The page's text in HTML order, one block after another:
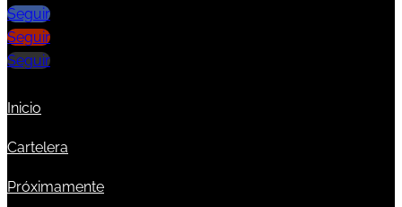
Seguir
Seguir
Seguir
Inicio
Cartelera
Próximamente